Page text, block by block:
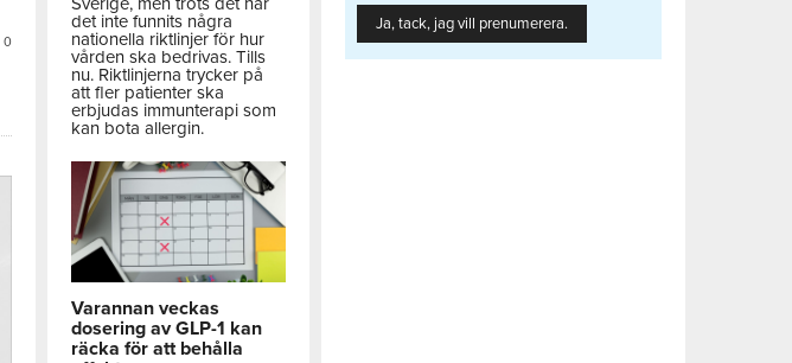
0
det inte funnits några
nationella riktlinjer för hur
vården ska bedrivas. Tills
nu. Riktlinjerna trycker på
att fler patienter ska
erbjudas immunterapi som
kan bota allergin.
Varannan veckas
dosering av GLP-1 kan
räcka för att behålla
Ja, tack, jag vill prenumerera.